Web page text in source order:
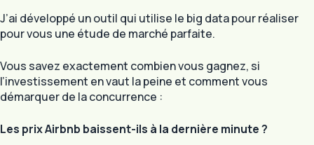
J’ai développé un outil qui utilise le big data pour réaliser
pour vous une étude de marché parfaite.
Vous savez exactement combien vous gagnez, si
l’investissement en vaut la peine et comment vous
démarquer de la concurrence :
Les prix Airbnb baissent-ils à la dernière minute ?